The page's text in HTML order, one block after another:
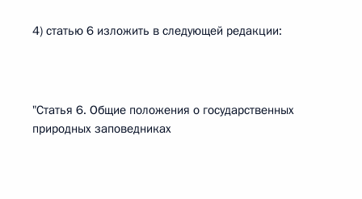
4) статью 6 изложить в следующей редакции:
"Статья 6. Общие положения о государственных
природных заповедниках